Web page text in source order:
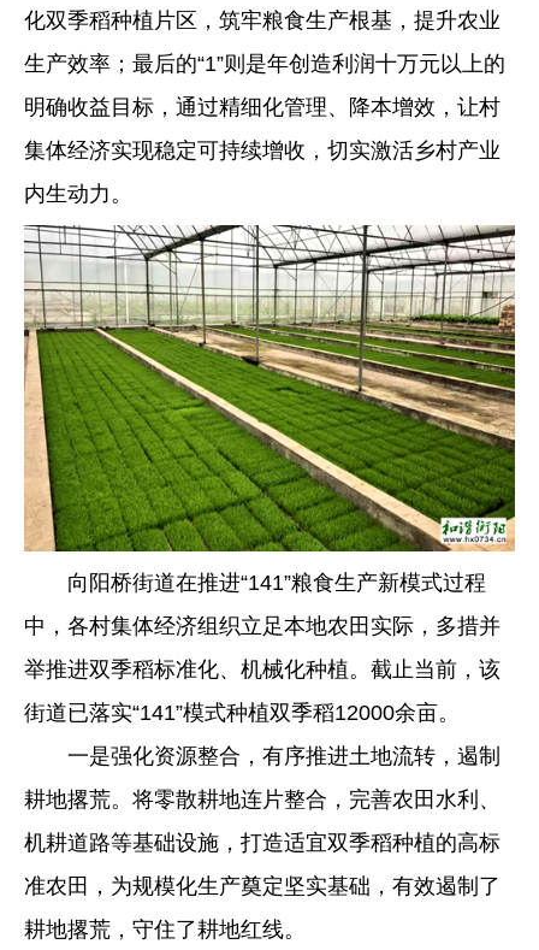
化双季稻种植片区，筑牢粮食生产根基，提升农业
生产效率；最后的“1”则是年创造利润十万元以上的
明确收益目标，通过精细化管理、降本增效，让村
集体经济实现稳定可持续增收，切实激活乡村产业
内生动力。
向阳桥街道在推进“141”粮食生产新模式过程
中，各村集体经济组织立足本地农田实际，多措并
举推进双季稻标准化、机械化种植。截止当前，该
街道已落实“141”模式种植双季稻12000余亩。
一是强化资源整合，有序推进土地流转，遏制
耕地撂荒。将零散耕地连片整合，完善农田水利、
机耕道路等基础设施，打造适宜双季稻种植的高标
准农田，为规模化生产奠定坚实基础，有效遏制了
耕地撂荒，守住了耕地红线。